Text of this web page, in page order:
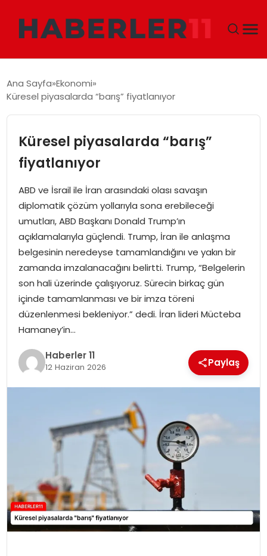
DÜNYA
EKONOMI
SIYASET
MAGAZIN
Ana Sayfa Ekonomi
Küresel piyasalarda “barış” fiyatlanıyor
Küresel piyasalarda “barış”
fiyatlanıyor
ABD ve İsrail ile İran arasındaki olası savaşın
diplomatik çözüm yollarıyla sona erebileceği
umutları, ABD Başkanı Donald Trump’ın
açıklamalarıyla güçlendi. Trump, İran ile anlaşma
belgesinin neredeyse tamamlandığını ve yakın bir
zamanda imzalanacağını belirtti. Trump, “Belgelerin
son hali üzerinde çalışıyoruz. Sürecin birkaç gün
içinde tamamlanması ve bir imza töreni
düzenlenmesi bekleniyor.” dedi. İran lideri Mücteba
Hamaney’in…
Haberler 11
12 Haziran 2026 Paylaş